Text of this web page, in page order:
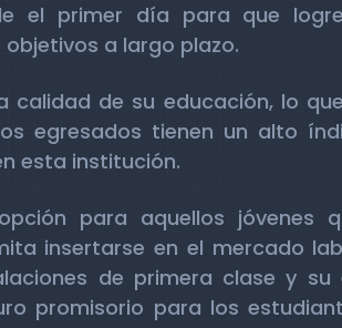
el primer día para que
a largo plazo.
calidad de su educación, lo
egresados tienen un alto
esta institución.
para aquellos jóvenes
insertarse en el mercado
de primera clase y su
promisorio para los